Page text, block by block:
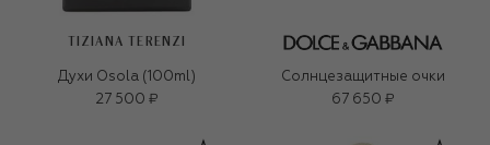
TIZIANA TERENZI
Духи Osola (100ml)
27 500 ₽
Солнцезащитные очки
67 650 ₽